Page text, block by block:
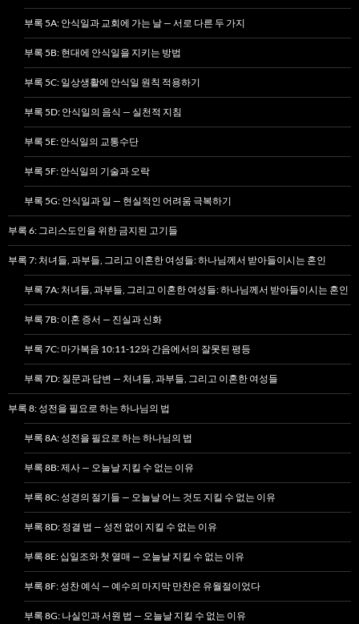
부록 5A: 안식일과 교회에 가는 날 — 서로 다른 두 가지
부록 5B: 현대에 안식일을 지키는 방법
부록 5C: 일상생활에 안식일 원칙 적용하기
부록 5D: 안식일의 음식 — 실천적 지침
부록 5E: 안식일의 교통수단
부록 5F: 안식일의 기술과 오락
부록 5G: 안식일과 일 — 현실적인 어려움 극복하기
부록 6: 그리스도인을 위한 금지된 고기들
부록 7: 처녀들, 과부들, 그리고 이혼한 여성들: 하나님께서 받아들이시는 혼인
부록 7A: 처녀들, 과부들, 그리고 이혼한 여성들: 하나님께서 받아들이시는 혼인
부록 7B: 이혼 증서 — 진실과 신화
부록 7C: 마가복음 10:11-12와 간음에서의 잘못된 평등
부록 7D: 질문과 답변 — 처녀들, 과부들, 그리고 이혼한 여성들
부록 8: 성전을 필요로 하는 하나님의 법
부록 8A: 성전을 필요로 하는 하나님의 법
부록 8B: 제사 — 오늘날 지킬 수 없는 이유
부록 8C: 성경의 절기들 — 오늘날 어느 것도 지킬 수 없는 이유
부록 8D: 정결 법 — 성전 없이 지킬 수 없는 이유
부록 8E: 십일조와 첫 열매 — 오늘날 지킬 수 없는 이유
부록 8F: 성찬 예식 — 예수의 마지막 만찬은 유월절이었다
부록 8G: 나실인과 서원 법 — 오늘날 지킬 수 없는 이유